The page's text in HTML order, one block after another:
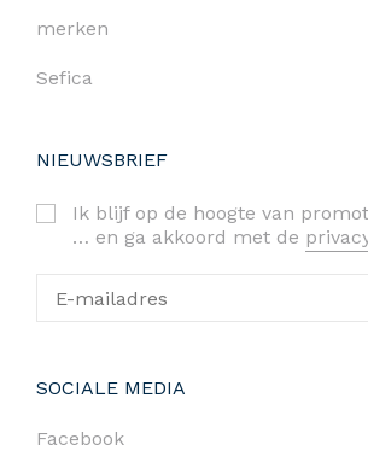
merken
Sefica
NIEUWSBRIEF
Ik blijf op de hoogte van
… en ga akkoord met de
SOCIALE MEDIA
Facebook